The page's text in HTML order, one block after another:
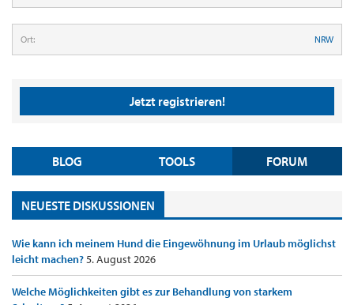
Ort: NRW
Jetzt registrieren!
BLOG TOOLS FORUM
NEUESTE DISKUSSIONEN
Wie kann ich meinem Hund die Eingewöhnung im Urlaub möglichst
leicht machen?5. August 2026
Welche Möglichkeiten gibt es zur Behandlung von starkem